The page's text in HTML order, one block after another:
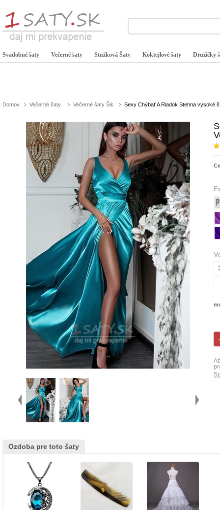
Svadobné šaty Večerné šaty Stužková Šaty Koktejlové šaty Družičky
Domov Večerné šaty Večerné šaty Šik Sexy Chýbať A Riadok Stehna vysoké
Ozdoba pre toto šaty